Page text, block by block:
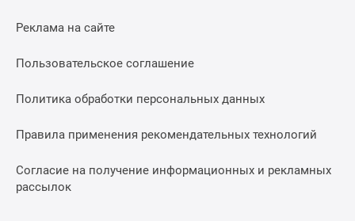
Реклама на сайте
Пользовательское соглашение
Политика обработки персональных данных
Правила применения рекомендательных технологий
Согласие на получение информационных и рекламных
рассылок